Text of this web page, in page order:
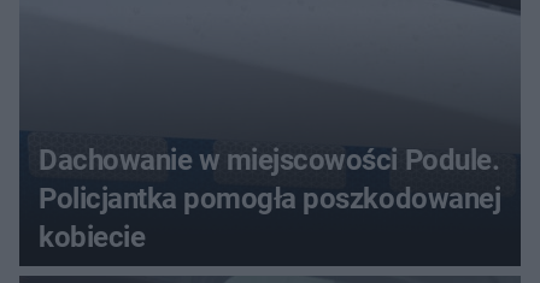
Dachowanie w miejscowości Podule.
Policjantka pomogła poszkodowanej
kobiecie